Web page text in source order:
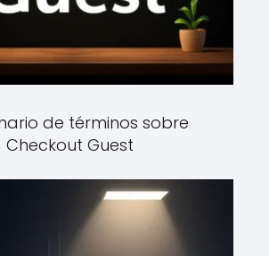
de términos sobre
Checkout Guest